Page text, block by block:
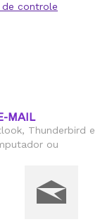
de controle
MAIL
Thunderbird e
ou